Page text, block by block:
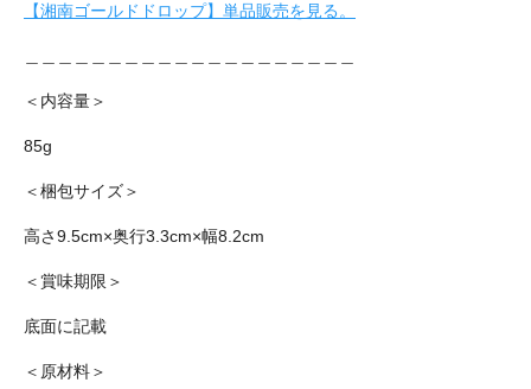
【湘南ゴールドドロップ】単品販売を見る。
＜内容量＞
85g
＜梱包サイズ＞
高さ9.5cm×奥行3.3cm×幅8.2cm
＜賞味期限＞
底面に記載
＜原材料＞